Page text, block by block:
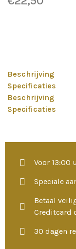
Beschrijving
Specificaties
Beschrijving
Specificaties
Voor 13:00
Speciale
Betaal
Creditcard
30 dagen